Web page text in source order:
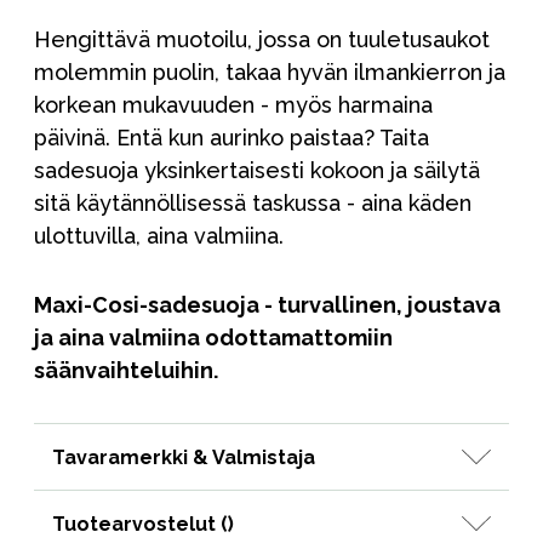
Hengittävä muotoilu, jossa on tuuletusaukot
molemmin puolin, takaa hyvän ilmankierron ja
korkean mukavuuden - myös harmaina
päivinä. Entä kun aurinko paistaa? Taita
sadesuoja yksinkertaisesti kokoon ja säilytä
sitä käytännöllisessä taskussa - aina käden
ulottuvilla, aina valmiina.
Maxi-Cosi-sadesuoja - turvallinen, joustava
ja aina valmiina odottamattomiin
säänvaihteluihin.
Tavaramerkki & Valmistaja
Tuotearvostelut ()